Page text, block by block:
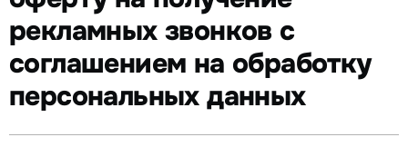
рекламных звонков с
соглашением на обработку
персональных данных